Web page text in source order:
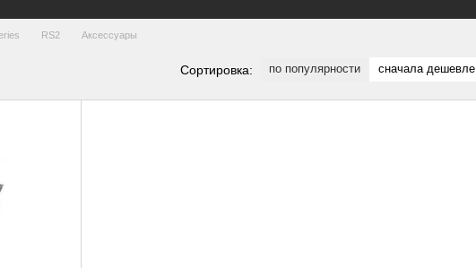
RS2 Аксессуары
Сортировка: по популярности сначала дешевле